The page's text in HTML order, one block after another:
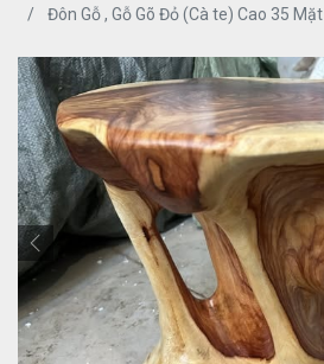
Đôn Gỗ , Gỗ Gõ Đỏ (Cà te) Cao 35